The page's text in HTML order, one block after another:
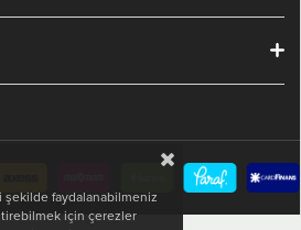
faydalanabilmeniz
için çerezler